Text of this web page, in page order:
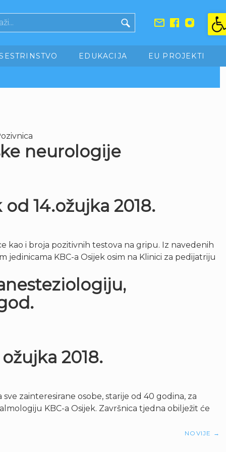
EDUKACIJA EU PROJEKTI
neurologije
14.ožujka 2018.
kao i broja pozitivnih testova na gripu. Iz navedenih
KBC-a Osijek osim na Klinici za pedijatriju
2018.
zainteresirane osobe, starije od 40 godina, za
KBC-a Osijek. Završnica tjedna obilježit će
NOVIJE →